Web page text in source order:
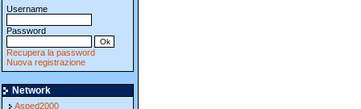
Username
Password
Recupera la password
Nuova registrazione
Network
Asped2000